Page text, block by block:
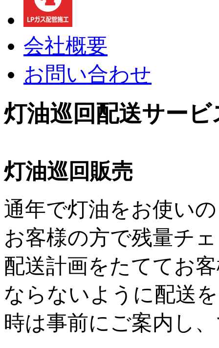
会社概要
お問い合わせ
灯油巡回配送サービ
灯油巡回販売
通年で灯油をお使い
お客様の方で残量チ
配送計画をたててお
ならないように配送
時は事前にご案内し